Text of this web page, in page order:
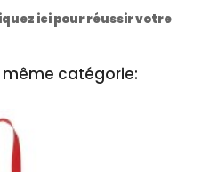
ici pour réussir votre
catégorie: